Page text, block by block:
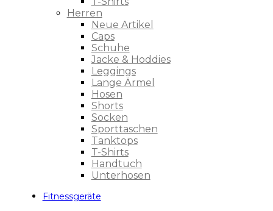
Herren
Neue Artikel
Caps
Schuhe
Jacke & Hoddies
Leggings
Lange Ärmel
Hosen
Shorts
Socken
Sporttaschen
Tanktops
T-Shirts
Handtuch
Unterhosen
Fitnessgeräte